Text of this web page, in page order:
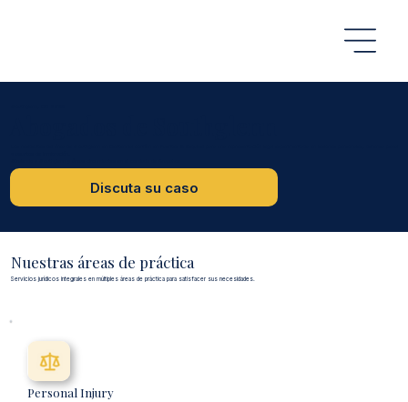
Discuta su caso
Nuestras áreas de práctica
Servicios jurídicos integrales en múltiples áreas de práctica para satisfacer sus necesidades.
Personal Injury